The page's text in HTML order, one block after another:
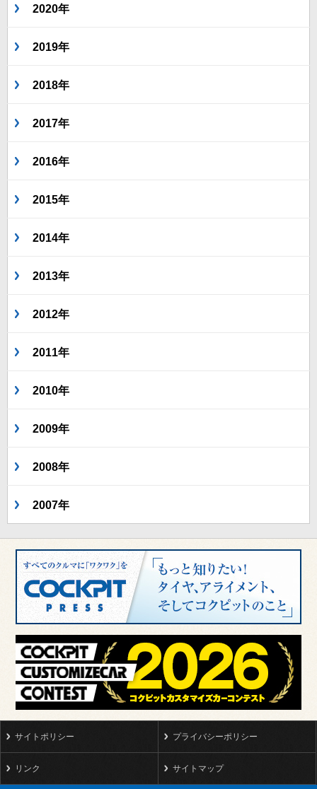
2020年
2019年
2018年
2017年
2016年
2015年
2014年
2013年
2012年
2011年
2010年
2009年
2008年
2007年
サイトポリシー プライバシーポリシー
リンク サイトマップ